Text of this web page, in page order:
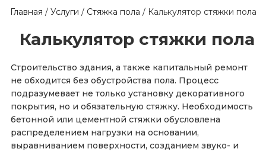
Главная / Услуги / Стяжка пола / Калькулятор стяжки пола
Калькулятор стяжки пола
Строительство здания, а также капитальный ремонт
не обходится без обустройства пола. Процесс
подразумевает не только установку декоративного
покрытия, но и обязательную стяжку. Необходимость
бетонной или цементной стяжки обусловлена
распределением нагрузки на основании,
выравниванием поверхности, созданием звуко- и